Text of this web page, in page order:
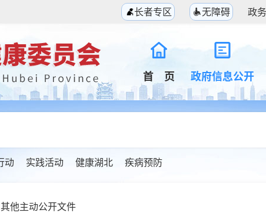
长者专区 无障碍 政
首 页 政府信息公开
动 实践活动 健康湖北 疾病预防
其他主动公开文件